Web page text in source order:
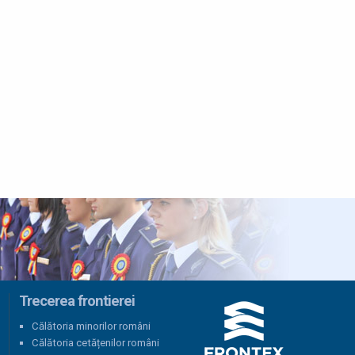
alice, descoperite de către
poliţiştii de frontieră de la
Nădlac
16 iulie 2026
4.000 de euro pentru un
permis de conducere fals,
depistat de polițiștii de
frontieră de la Nădlac
Trecerea frontierei
Călătoria minorilor români
Călătoria cetățenilor români